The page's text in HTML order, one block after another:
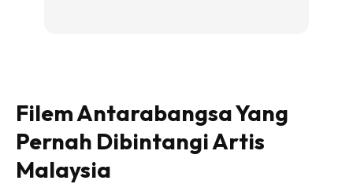
Filem Antarabangsa Yang
Pernah Dibintangi Artis
Malaysia